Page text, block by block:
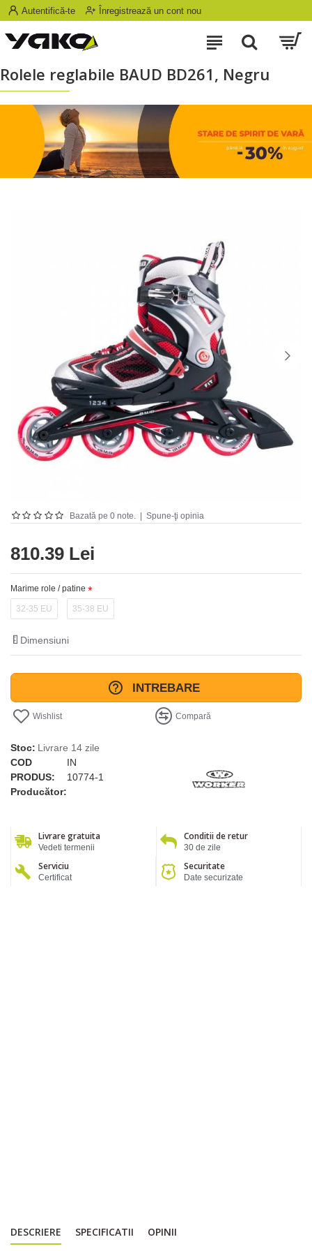
Autentifică-te Înregistrează un cont nou
Rolele reglabile BAUD BD261, Negru
Bazată pe 0 note. Spune-ţi opinia
810.39 Lei
Marime role / patine
32-35 EU 35-38 EU
Dimensiuni
INTREBARE
Wishlist Compară
Stoc: Livrare 14 zile
COD
PRODUS:
IN
10774-1
Producător:
Livrare gratuita
Vedeti termenii
Conditii de retur
30 de zile
Serviciu
Certificat
Securitate
Date securizate
DESCRIERE SPECIFICATII OPINII